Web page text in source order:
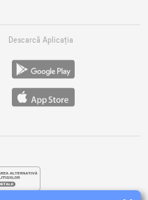
Descarcă Aplicația